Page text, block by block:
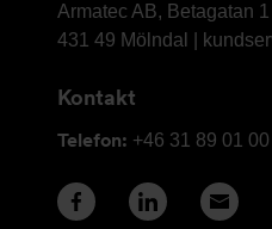
Armatec
AB
Armatec AB, Betagatan 1
431 49 Mölndal |
Kontakt
Telefon: +46 31 89 01 00